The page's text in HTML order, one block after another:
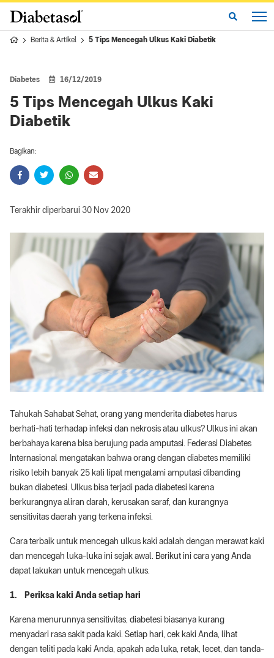
Berita & Artikel 5 Tips Mencegah Ulkus Kaki Diabetik
Diabetes 16/12/2019
5 Tips Mencegah Ulkus Kaki
Diabetik
Bagikan:
Terakhir diperbarui 30 Nov 2020
Tahukah Sahabat Sehat, orang yang menderita diabetes harus
berhati-hati terhadap infeksi dan nekrosis atau ulkus? Ulkus ini akan
berbahaya karena bisa berujung pada amputasi. Federasi Diabetes
Internasional mengatakan bahwa orang dengan diabetes memiliki
risiko lebih banyak 25 kali lipat mengalami amputasi dibanding
bukan diabetesi. Ulkus bisa terjadi pada diabetesi karena
berkurangnya aliran darah, kerusakan saraf, dan kurangnya
sensitivitas daerah yang terkena infeksi.
Cara terbaik untuk mencegah ulkus kaki adalah dengan merawat kaki
dan mencegah luka-luka ini sejak awal. Berikut ini cara yang Anda
dapat lakukan untuk mencegah ulkus.
1. Periksa kaki Anda setiap hari
Karena menurunnya sensitivitas, diabetesi biasanya kurang
menyadari rasa sakit pada kaki. Setiap hari, cek kaki Anda, lihat
dengan teliti pada kaki Anda, apakah ada luka, retak, lecet, dan tanda-